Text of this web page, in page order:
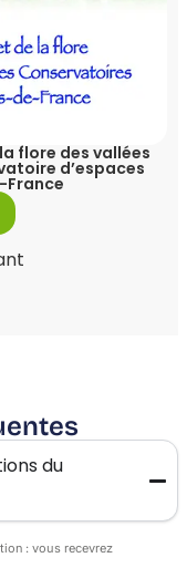
flore des vallées
d’espaces
France
du
: vous recevrez